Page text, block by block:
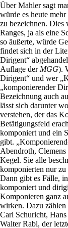
Über Mahler sagt
würde es heute
zu bezeichnen. Dies
Ranges, ja als eine
so äußerte, würde
findet sich in der
Dirigent“
Auflage der MGG).
Dirigent“ und wer
„komponierender
Bezeichnung auch
lässt sich darunter
verstehen, der das
Betätigungsfeld
komponiert und ein
gibt.
Abendroth,
Kegel. Sie alle
komponierten nur zu
Dann gibt es Fälle,
komponiert und
Komponieren ganz
wirken. Dazu
Carl Schuricht,
Walter Rabl, der